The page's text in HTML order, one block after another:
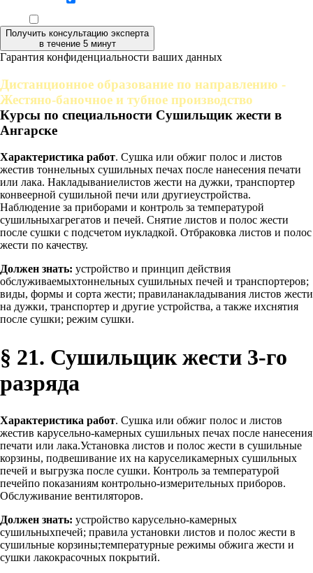
Получить консультацию эксперта
в течение 5 минут
Гарантия конфиденциальности ваших данных
Дистанционное образование по направлению -
Жестяно-баночное и тубное производство
Курсы по специальности Сушильщик жести в
Ангарске
Характеристика работ. Сушка или обжиг полос и листов
жестив тоннельных сушильных печах после нанесения печати
или лака. Накладываниелистов жести на дужки, транспортер
конвеерной сушильной печи или другиеустройства.
Наблюдение за приборами и контроль за температурой
сушильныхагрегатов и печей. Снятие листов и полос жести
после сушки с подсчетом иукладкой. Отбраковка листов и полос
жести по качеству.
Должен знать: устройство и принцип действия
обслуживаемыхтоннельных сушильных печей и транспортеров;
виды, формы и сорта жести; правиланакладывания листов жести
на дужки, транспортер и другие устройства, а также ихснятия
после сушки; режим сушки.
§ 21. Сушильщик жести 3-го
разряда
Характеристика работ. Сушка или обжиг полос и листов
жестив карусельно-камерных сушильных печах после нанесения
печати или лака.Установка листов и полос жести в сушильные
корзины, подвешивание их на каруселикамерных сушильных
печей и выгрузка после сушки. Контроль за температурой
печейпо показаниям контрольно-измерительных приборов.
Обслуживание вентиляторов.
Должен знать: устройство карусельно-камерных
сушильныхпечей; правила установки листов и полос жести в
сушильные корзины;температурные режимы обжига жести и
сушки лакокрасочных покрытий.